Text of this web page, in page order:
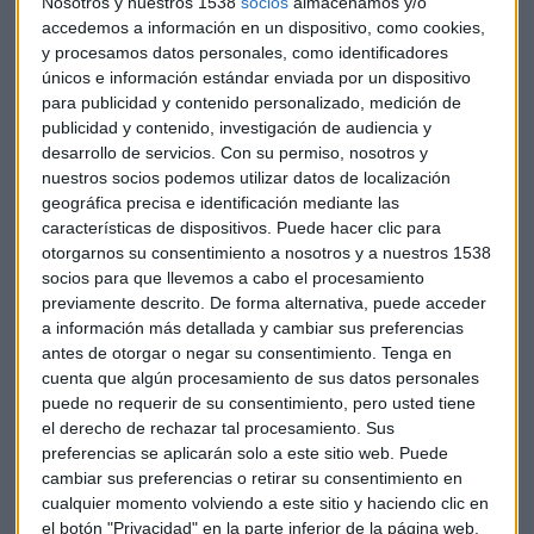
accedemos a información en un dispositivo, como cookies,
y procesamos datos personales, como identificadores
únicos e información estándar enviada por un dispositivo
para publicidad y contenido personalizado, medición de
publicidad y contenido, investigación de audiencia y
desarrollo de servicios. Con su permiso, nosotros y
nuestros socios podemos utilizar datos de localización
geográfica precisa e identificación mediante las
características de dispositivos. Puede hacer clic para
otorgarnos su consentimiento a nosotros y a nuestros 1538
socios para que llevemos a cabo el procesamiento
previamente descrito. De forma alternativa, puede acceder
a información más detallada y cambiar sus preferencias
antes de otorgar o negar su consentimiento. Tenga en
cuenta que algún procesamiento de sus datos personales
puede no requerir de su consentimiento, pero usted tiene
el derecho de rechazar tal procesamiento. Sus
preferencias se aplicarán solo a este sitio web. Puede
cambiar sus preferencias o retirar su consentimiento en
cualquier momento volviendo a este sitio y haciendo clic en
el botón "Privacidad" en la parte inferior de la página web.
revela que el fenómeno TikTok se consolida. Además de
seguir aumentando su penetración, especialmente entre los
menores de 24 años, TikTok continúa ganando adeptos
(+3pp vs 2022; +6pp vs 2021) y se mantiene entre las 5 Redes
Sociales favoritas de los usuarios. Es de destacar que, entre
los targets más jóvenes, aumenta de manera significativa la
preferencia por TikTok respecto a la pasada edición (12-17
años: 39% en 2023 vs 52% en 2022). Tal y como establece el
estudio, los españoles usamos las redes, aproximadamente,
durante 1 hora al día.
Generación Z & Generación Alpha
La Generación Z es la que usa más Redes Sociales (6,5 redes
en promedio) y también la que pasa más tiempo conectada
(1h y 32 min al día). La generación Alpha prefiere TikTok más
que el resto de internautas y es más partidaria de seguir a
influencers. Los Millennials se inclinan más por informarse
en las Redes Sociales antes de la compra (67%). Además,